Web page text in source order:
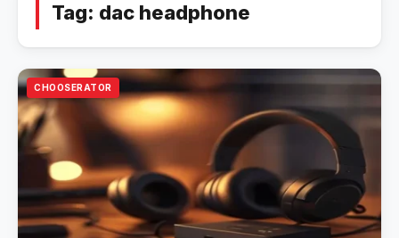
Tag: dac headphone
CHOOSERATOR